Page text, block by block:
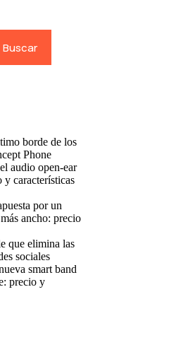
Buscar
borde de los
Phone
audio open-ear
y características
por un
ancho: precio
que elimina las
sociales
smart band
precio y